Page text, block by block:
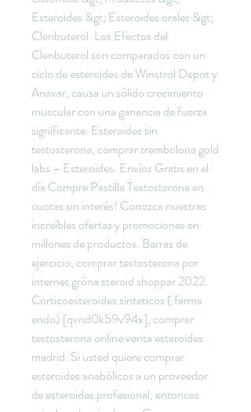
Esteroides &gt; Esteroides orales &gt;
Clenbuterol. Los Efectos del
Clenbuterol son comparados con un
ciclo de esteroides de Winstrol Depot y
Anavar, causa un sólido crecimiento
muscular con una ganancia de fuerza
significante. Esteroides sin
testosterona, comprar trembolona gold
labs – Esteroides. Envíos Gratis en el
día Compre Pastilla Testosterona en
cuotas sin interés! Conozca nuestras
increíbles ofertas y promociones en
millones de productos. Barras de
ejercicio, comprar testosterona por
internet gröna steroid shoppar 2022.
Corticoesteroides sinteticos ( farma
endo) [qvnd0k59v94x], comprar
testosterona online venta esteroides
madrid. Si usted quiere comprar
esteroides anabólicos a un proveedor
de esteroides profesional, entonces